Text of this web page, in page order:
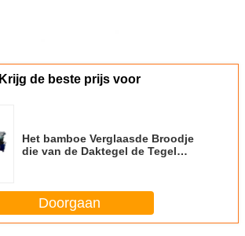
Krijg de beste prijs voor
Het bamboe Verglaasde Broodje
die van de Daktegel de Tegel
maken
Doorgaan